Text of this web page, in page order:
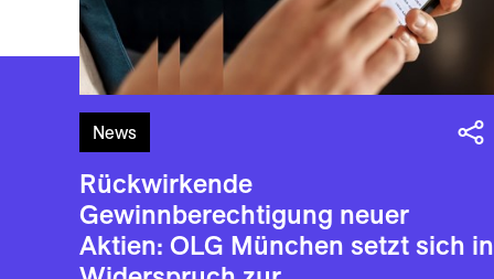
News
Rückwirkende
Gewinnberechtigung neuer
Aktien: OLG München setzt sich in